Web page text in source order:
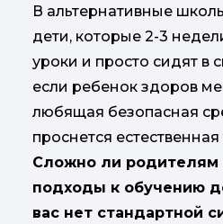
В альтернативные
дети, которые 2-3
уроки и просто сидят в
если ребенок здоров
любящая безопасная
проснется
Сложно ли родителям
подходы к обучению
вас нет стандартной